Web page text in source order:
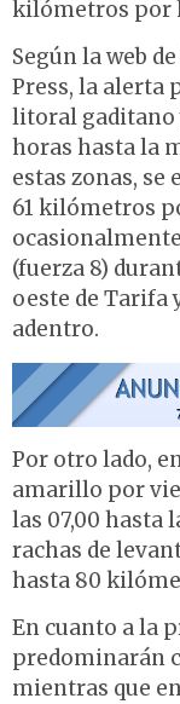
kilómetros por
Según la web
Press, la alerta
litoral gaditano
horas hasta la
estas zonas, se
61 kilómetros
(fuerza 8)
oeste de Tarifa
adentro.
Por otro lado,
amarillo por
las 07,00 hasta
rachas de
hasta 80
En cuanto a la
predominarán
mientras que